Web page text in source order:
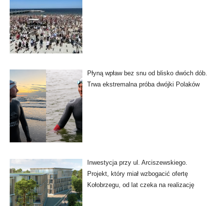
Płyną wpław bez snu od blisko dwóch dób.
Trwa ekstremalna próba dwójki Polaków
Inwestycja przy ul. Arciszewskiego.
Projekt, który miał wzbogacić ofertę
Kołobrzegu, od lat czeka na realizację